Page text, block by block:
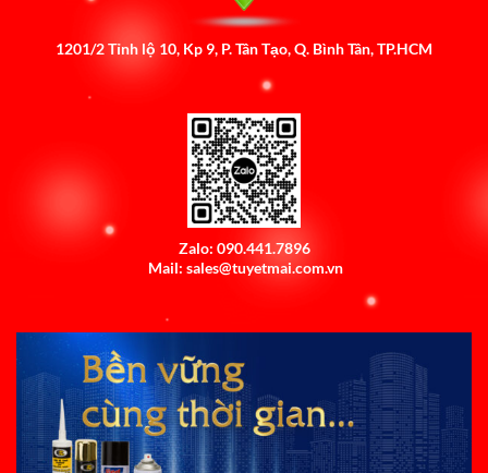
1201/2 Tỉnh lộ 10, Kp 9, P. Tân Tạo, Q. Bình Tân, TP.HCM
Zalo: 090.441.7896
Mail: sales@tuyetmai.com.vn